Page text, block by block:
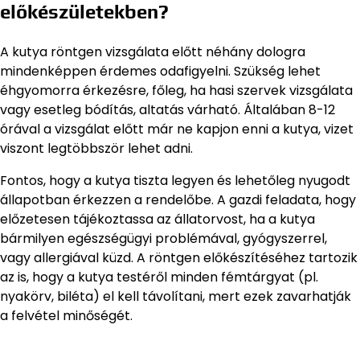
előkészületekben?
A kutya röntgen vizsgálata előtt néhány dologra
mindenképpen érdemes odafigyelni. Szükség lehet
éhgyomorra érkezésre, főleg, ha hasi szervek vizsgálata
vagy esetleg bódítás, altatás várható. Általában 8-12
órával a vizsgálat előtt már ne kapjon enni a kutya, vizet
viszont legtöbbször lehet adni.
Fontos, hogy a kutya tiszta legyen és lehetőleg nyugodt
állapotban érkezzen a rendelőbe. A gazdi feladata, hogy
előzetesen tájékoztassa az állatorvost, ha a kutya
bármilyen egészségügyi problémával, gyógyszerrel,
vagy allergiával küzd. A röntgen előkészítéséhez tartozik
az is, hogy a kutya testéről minden fémtárgyat (pl.
nyakörv, biléta) el kell távolítani, mert ezek zavarhatják
a felvétel minőségét.